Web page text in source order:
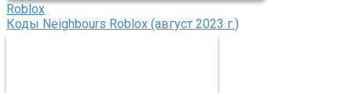
Roblox
Коды Neighbours Roblox (август 2023 г.)